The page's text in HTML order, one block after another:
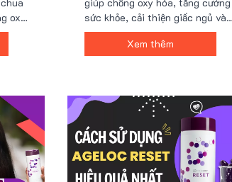
oxy
sức khỏe, cải thiện giấc ngủ và
giảm căng thẳng. Sản phẩm dạng
viên dễ uống, an toàn, đạt chuẩn
hợp lý cùng nhiều ưu đãi và quà
Xem thêm